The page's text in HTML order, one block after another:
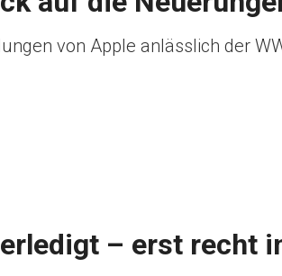
von Apple anlässlich der
– erst recht